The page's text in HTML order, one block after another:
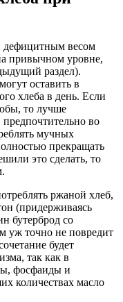
весом
привычном уровне,
раздел).
оставить в
хлеба в день. Если
то лучше
во
мучных
прекращать
это сделать, то
ржаной хлеб,
(придерживаясь
бутерброд со
уж точно не повредит
будет
так как в
фосфаиды и
количествах масло